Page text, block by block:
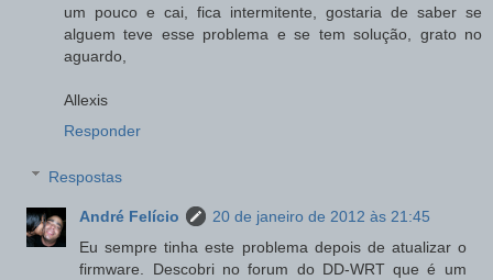
um pouco e cai, fica intermitente, gostaria de saber se
alguem teve esse problema e se tem solução, grato no
aguardo,
Allexis
Responder
Respostas
André Felício
20 de janeiro de 2012 às 21:45
Eu sempre tinha este problema depois de atualizar o
firmware. Descobri no forum do DD-WRT que é um